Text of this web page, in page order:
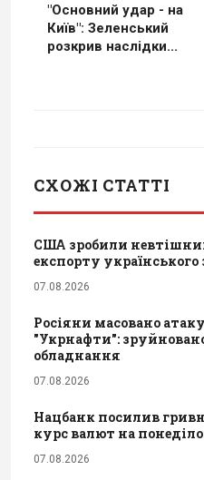
"Основний удар - на
Київ": Зеленський
розкрив наслідки...
СХОЖІ СТАТТІ
США зробили
експорту українського
07.08.2026
Росіяни масовано
"Укрнафти":
обладнання
07.08.2026
Нацбанк посилив
курс валют на
07.08.2026